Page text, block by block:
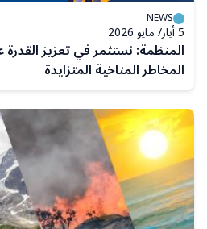
NEWS
5 أيار/ مايو 2026
المنظمة: نستثمر في تعزيز
المخاطر المناخية المتزايدة